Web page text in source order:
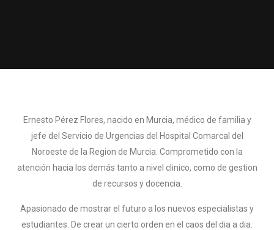
Ernesto Pérez Flores, nacido en Murcia, médico de familia y
jefe del Servicio de Urgencias del Hospital Comarcal del
Noroeste de la Region de Murcia. Comprometido con la
atención hacia los demás tanto a nivel clinico, como de gestion
de recursos y docencia.
Apasionado de mostrar el futuro a los nuevos especialistas y
estudiantes. De crear un cierto orden en el caos del dia a dia.